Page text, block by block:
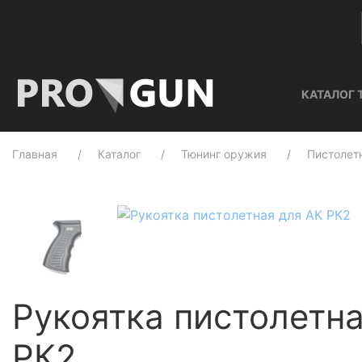
КАТАЛОГ
Главная Каталог Тюнинг оружия
Рукоятка